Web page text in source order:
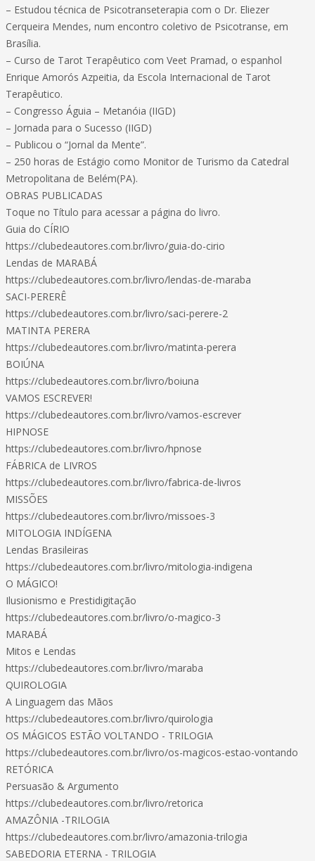
– Estudou técnica de Psicotranseterapia com o Dr. Eliezer
Cerqueira Mendes, num encontro coletivo de Psicotranse, em
Brasília.
– Curso de Tarot Terapêutico com Veet Pramad, o espanhol
Enrique Amorós Azpeitia, da Escola Internacional de Tarot
Terapêutico.
– Congresso Águia – Metanóia (IIGD)
– Jornada para o Sucesso (IIGD)
– Publicou o “Jornal da Mente”.
– 250 horas de Estágio como Monitor de Turismo da Catedral
Metropolitana de Belém(PA).
OBRAS PUBLICADAS
Toque no Título para acessar a página do livro.
Guia do CÍRIO
https://clubedeautores.com.br/livro/guia-do-cirio
Lendas de MARABÁ
https://clubedeautores.com.br/livro/lendas-de-maraba
SACI-PERERÊ
https://clubedeautores.com.br/livro/saci-perere-2
MATINTA PERERA
https://clubedeautores.com.br/livro/matinta-perera
BOIÚNA
https://clubedeautores.com.br/livro/boiuna
VAMOS ESCREVER!
https://clubedeautores.com.br/livro/vamos-escrever
HIPNOSE
https://clubedeautores.com.br/livro/hpnose
FÁBRICA de LIVROS
https://clubedeautores.com.br/livro/fabrica-de-livros
MISSÕES
https://clubedeautores.com.br/livro/missoes-3
MITOLOGIA INDÍGENA
Lendas Brasileiras
https://clubedeautores.com.br/livro/mitologia-indigena
O MÁGICO!
Ilusionismo e Prestidigitação
https://clubedeautores.com.br/livro/o-magico-3
MARABÁ
Mitos e Lendas
https://clubedeautores.com.br/livro/maraba
QUIROLOGIA
A Linguagem das Mãos
https://clubedeautores.com.br/livro/quirologia
OS MÁGICOS ESTÃO VOLTANDO - TRILOGIA
https://clubedeautores.com.br/livro/os-magicos-estao-vontando
RETÓRICA
Persuasão & Argumento
https://clubedeautores.com.br/livro/retorica
AMAZÔNIA -TRILOGIA
https://clubedeautores.com.br/livro/amazonia-trilogia
SABEDORIA ETERNA - TRILOGIA